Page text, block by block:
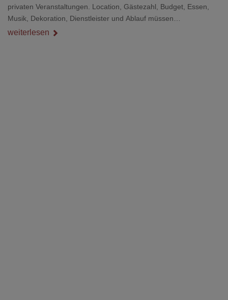
privaten Veranstaltungen. Location, Gästezahl, Budget, Essen,
Musik, Dekoration, Dienstleister und Ablauf müssen
zusammenpassen, damit der Tag gut organisiert ist und trotzdem
weiterlesen